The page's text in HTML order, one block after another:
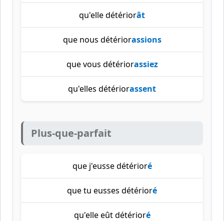
qu'elle détériorât
que nous détériorassions
que vous détériorassiez
qu'elles détériorassent
Plus-que-parfait
que j'eusse détérioré
que tu eusses détérioré
qu'elle eût détérioré